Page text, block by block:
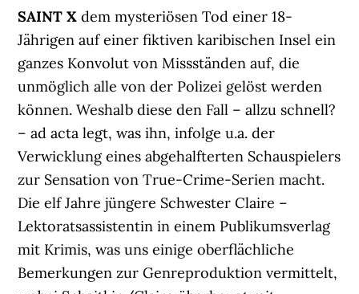
SAINT Xdem mysteriösen Tod einer 18-
Jährigen auf einer fiktiven karibischen Insel ein
ganzes Konvolut von Missständen auf, die
unmöglich alle von der Polizei gelöst werden
können. Weshalb diese den Fall – allzu schnell?
– ad acta legt, was ihn, infolge u.a. der
Verwicklung eines abgehalfterten Schauspielers
zur Sensation von True-Crime-Serien macht.
Die elf Jahre jüngere Schwester Claire –
Lektoratsassistentin in einem Publikumsverlag
mit Krimis, was uns einige oberflächliche
Bemerkungen zur Genreproduktion vermittelt,